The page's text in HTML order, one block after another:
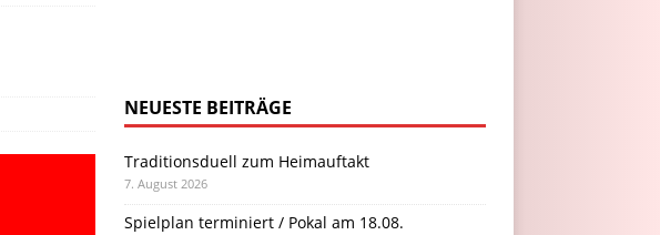
NEUESTE BEITRÄGE
Traditionsduell zum Heimauftakt
7. August 2026
Spielplan terminiert / Pokal am 18.08.